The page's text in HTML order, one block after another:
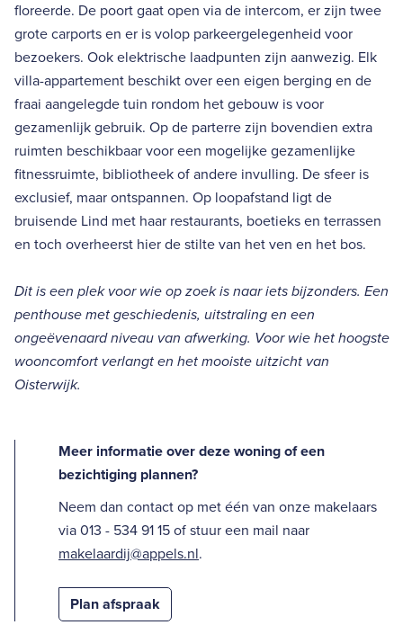
floreerde. De poort gaat open via de intercom, er zijn twee
grote carports en er is volop parkeergelegenheid voor
bezoekers. Ook elektrische laadpunten zijn aanwezig. Elk
villa-appartement beschikt over een eigen berging en de
fraai aangelegde tuin rondom het gebouw is voor
gezamenlijk gebruik. Op de parterre zijn bovendien extra
ruimten beschikbaar voor een mogelijke gezamenlijke
fitnessruimte, bibliotheek of andere invulling. De sfeer is
exclusief, maar ontspannen. Op loopafstand ligt de
bruisende Lind met haar restaurants, boetieks en terrassen
en toch overheerst hier de stilte van het ven en het bos.
Dit is een plek voor wie op zoek is naar iets bijzonders. Een
penthouse met geschiedenis, uitstraling en een
ongeëvenaard niveau van afwerking. Voor wie het hoogste
wooncomfort verlangt en het mooiste uitzicht van
Oisterwijk.
Meer informatie over deze woning of een
bezichtiging plannen?
Neem dan contact op met één van onze makelaars
via 013 - 534 91 15 of stuur een mail naar
makelaardij@appels.nl.
Plan afspraak